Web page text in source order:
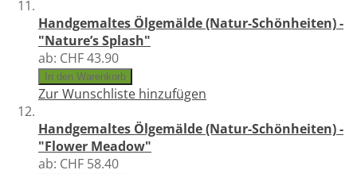
Handgemaltes Ölgemälde (Natur-Schönheiten) -
"Nature’s Splash"
ab: CHF 43.90
In den Warenkorb
Zur Wunschliste hinzufügen
Handgemaltes Ölgemälde (Natur-Schönheiten) -
"Flower Meadow"
ab: CHF 58.40